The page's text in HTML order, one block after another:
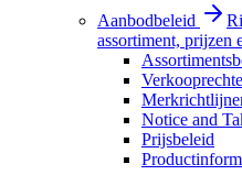
Aanbodbeleid
assortiment, prijzen
Notice and
Prijsbeleid